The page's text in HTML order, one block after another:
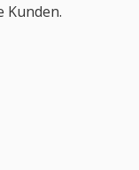
Kunden.